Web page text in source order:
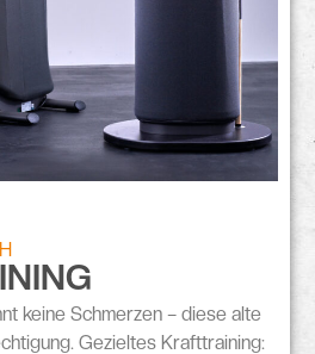
keine Schmerzen – diese alte
Gezieltes Krafttraining: